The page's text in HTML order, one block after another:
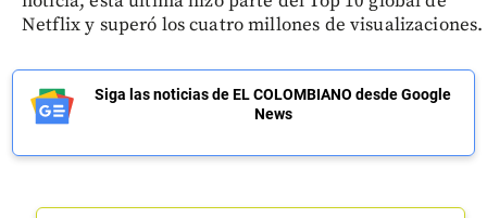
Netflix y superó los cuatro millones de visualizaciones.
Siga las noticias de EL COLOMBIANO desde Google
News